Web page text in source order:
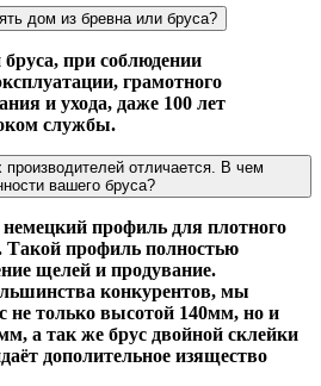
дом из бревна или бруса?
при соблюдении
грамотного
и ухода, даже 100 лет
службы.
отличается. В чем
вашего бруса?
профиль для плотного
Такой профиль полностью
щелей и продувание.
конкурентов, мы
не только высотой 140мм, но и
а так же брус двойной склейки
дополительное изящество